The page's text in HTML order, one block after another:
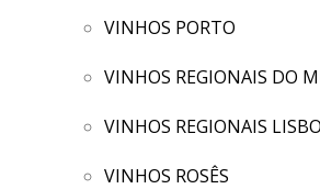
VINHOS PORTO
VINHOS REGIONAIS DO
VINHOS REGIONAIS
VINHOS ROSÊS